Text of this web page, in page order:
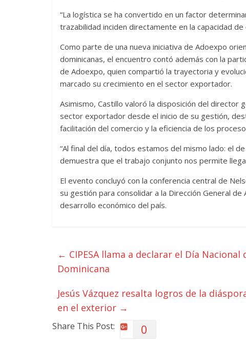
“La logística se ha convertido en un factor
trazabilidad inciden directamente en la capacidad
Como parte de una nueva iniciativa de Adoexpo
dominicanas, el encuentro contó además con la
de Adoexpo, quien compartió la trayectoria y
marcado su crecimiento en el sector exportador.
Asimismo, Castillo valoró la disposición del director
sector exportador desde el inicio de su gestión,
facilitación del comercio y la eficiencia de los
“Al final del día, todos estamos del mismo lado: el
demuestra que el trabajo conjunto nos permite
El evento concluyó con la conferencia central de
su gestión para consolidar a la Dirección General
desarrollo económico del país.
← CIPESA llama a declarar el Día
Dominicana
Jesús Vázquez resalta logros de la
en el exterior →
Share This Post: 0